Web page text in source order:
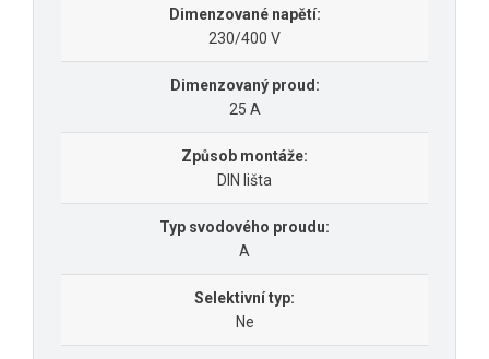
Dimenzované napětí:
230/400 V
Dimenzovaný proud:
25 A
Způsob montáže:
DIN lišta
Typ svodového proudu:
A
Selektivní typ:
Ne